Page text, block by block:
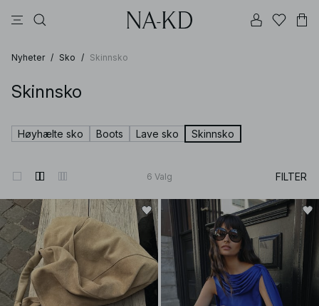
Nyheter / Sko / Skinnsko
Skinnsko
Høyhælte sko Boots Lave sko Skinnsko
6 Valg FILTER